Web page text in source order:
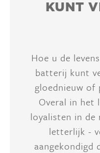
KUNT
Hoe u de
batterij kunt
gloednieuw of
Overal in het
loyalisten in
letterlijk -
aangekondigd